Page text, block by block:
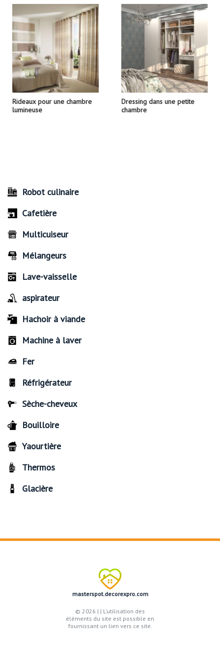
Rideaux pour une chambre
lumineuse
Dressing dans une petite
chambre
Robot culinaire
Cafetière
Multicuiseur
Mélangeurs
Lave-vaisselle
aspirateur
Hachoir à viande
Machine à laver
Fer
Réfrigérateur
Sèche-cheveux
Bouilloire
Yaourtière
Thermos
Glacière
masterspot.decorexpro.com
© 2026 | | L'utilisation des
éléments du site est possible en
fournissant un lien vers ce site.